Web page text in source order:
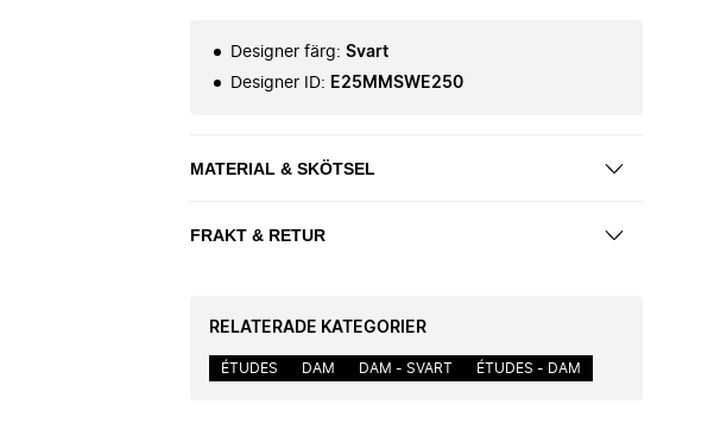
Designer färg: Svart
Designer ID: E25MMSWE250
MATERIAL & SKÖTSEL
FRAKT & RETUR
RELATERADE KATEGORIER
ÉTUDES DAM DAM - SVART ÉTUDES - DAM